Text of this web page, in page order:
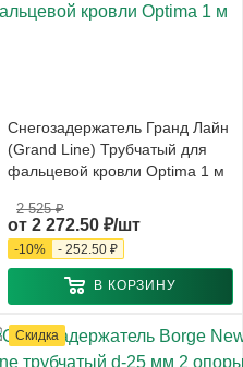
Снегозадержатель Гранд Лайн
(Grand Line) Трубчатый для
фальцевой кровли Optima 1 м
от 2 272.50 ₽/шт
2 525 ₽
-10% - 252.50 ₽
В КОРЗИНУ
Скидка